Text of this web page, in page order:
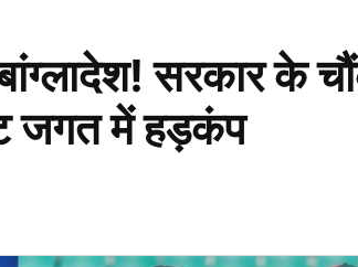
सरकार के
जगत में हड़कंप